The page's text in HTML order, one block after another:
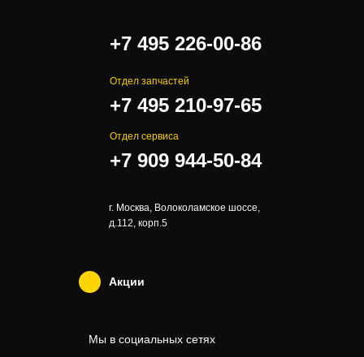
+7 495 226-00-86
Отдел запчастей
+7 495 210-97-65
Отдел сервиса
+7 909 944-50-84
г. Москва, Волоколамское шоссе,
д.112, корп.5
Акции
Мы в социальных сетях